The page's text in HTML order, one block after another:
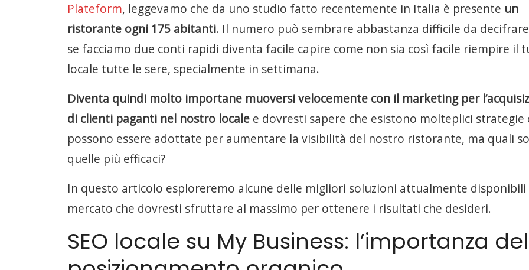
Plateform, leggevamo che da uno studio fatto recentemente in Italia è presente un
ristorante ogni 175 abitanti. Il numero può sembrare abbastanza difficile da
se facciamo due conti rapidi diventa facile capire come non sia così facile riempire il
locale tutte le sere, specialmente in settimana.
Diventa quindi molto importane muoversi velocemente con il marketing per
di clienti paganti nel nostro locale e dovresti sapere che esistono molteplici strategie
possono essere adottate per aumentare la visibilità del nostro ristorante, ma quali
quelle più efficaci?
In questo articolo esploreremo alcune delle migliori soluzioni attualmente disponibili
mercato che dovresti sfruttare al massimo per ottenere i risultati che desideri.
SEO locale su My Business: l’importanza del